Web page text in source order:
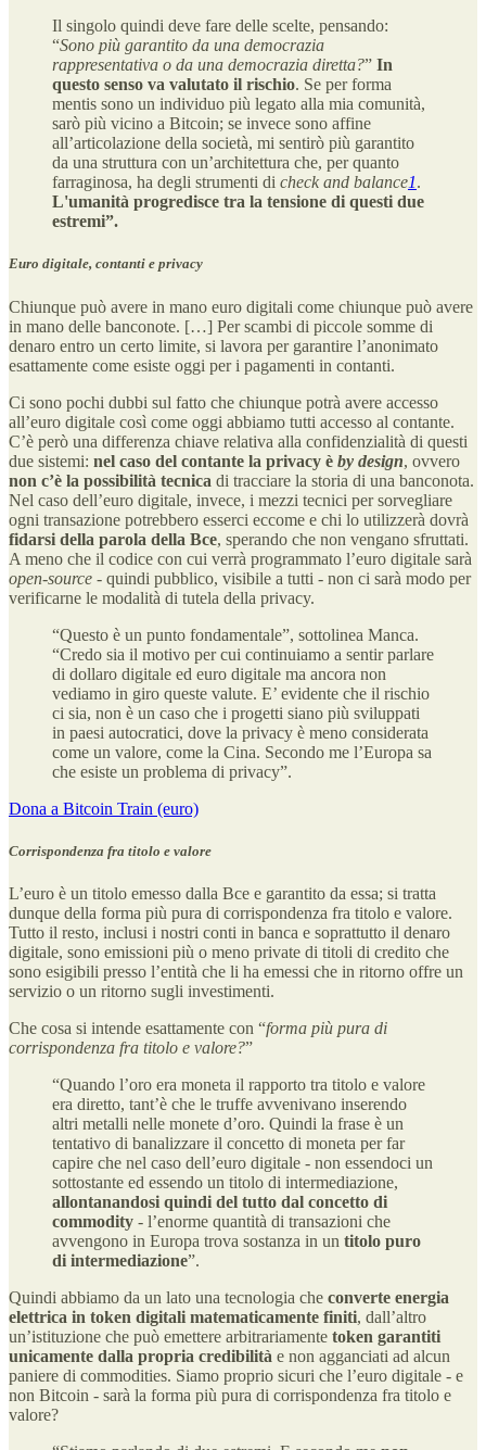
Il singolo quindi deve fare delle scelte, pensando:
“Sono più garantito da una democrazia
rappresentativa o da una democrazia diretta?” In
questo senso va valutato il rischio. Se per forma
mentis sono un individuo più legato alla mia comunità,
sarò più vicino a Bitcoin; se invece sono affine
all’articolazione della società, mi sentirò più garantito
da una struttura con un’architettura che, per quanto
farraginosa, ha degli strumenti di check and balance1.
L'umanità progredisce tra la tensione di questi due
estremi”.
Euro digitale, contanti e privacy
Chiunque può avere in mano euro digitali come chiunque può avere
in mano delle banconote. […] Per scambi di piccole somme di
denaro entro un certo limite, si lavora per garantire l’anonimato
esattamente come esiste oggi per i pagamenti in contanti.
Ci sono pochi dubbi sul fatto che chiunque potrà avere accesso
all’euro digitale così come oggi abbiamo tutti accesso al contante.
C’è però una differenza chiave relativa alla confidenzialità di questi
due sistemi: nel caso del contante la privacy è by design, ovvero
non c’è la possibilità tecnica di tracciare la storia di una banconota.
Nel caso dell’euro digitale, invece, i mezzi tecnici per sorvegliare
ogni transazione potrebbero esserci eccome e chi lo utilizzerà dovrà
fidarsi della parola della Bce, sperando che non vengano sfruttati.
A meno che il codice con cui verrà programmato l’euro digitale sarà
open-source - quindi pubblico, visibile a tutti - non ci sarà modo per
verificarne le modalità di tutela della privacy.
“Questo è un punto fondamentale”, sottolinea Manca.
“Credo sia il motivo per cui continuiamo a sentir parlare
di dollaro digitale ed euro digitale ma ancora non
vediamo in giro queste valute. E’ evidente che il rischio
ci sia, non è un caso che i progetti siano più sviluppati
in paesi autocratici, dove la privacy è meno considerata
come un valore, come la Cina. Secondo me l’Europa sa
che esiste un problema di privacy”.
Dona a Bitcoin Train (euro)
Corrispondenza fra titolo e valore
L’euro è un titolo emesso dalla Bce e garantito da essa; si tratta
dunque della forma più pura di corrispondenza fra titolo e valore.
Tutto il resto, inclusi i nostri conti in banca e soprattutto il denaro
digitale, sono emissioni più o meno private di titoli di credito che
sono esigibili presso l’entità che li ha emessi che in ritorno offre un
servizio o un ritorno sugli investimenti.
Che cosa si intende esattamente con “forma più pura di
corrispondenza fra titolo e valore?”
“Quando l’oro era moneta il rapporto tra titolo e valore
era diretto, tant’è che le truffe avvenivano inserendo
altri metalli nelle monete d’oro. Quindi la frase è un
tentativo di banalizzare il concetto di moneta per far
capire che nel caso dell’euro digitale - non essendoci un
sottostante ed essendo un titolo di intermediazione,
allontanandosi quindi del tutto dal concetto di
commodity - l’enorme quantità di transazioni che
avvengono in Europa trova sostanza in un titolo puro
di intermediazione”.
Quindi abbiamo da un lato una tecnologia che converte energia
elettrica in token digitali matematicamente finiti, dall’altro
un’istituzione che può emettere arbitrariamente token garantiti
unicamente dalla propria credibilità e non agganciati ad alcun
paniere di commodities. Siamo proprio sicuri che l’euro digitale - e
non Bitcoin - sarà la forma più pura di corrispondenza fra titolo e
valore?